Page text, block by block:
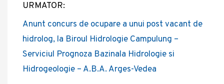
URMATOR:
Anunt concurs de ocupare a unui post vacant de
hidrolog, la Biroul Hidrologie Campulung –
Serviciul Prognoza Bazinala Hidrologie si
Hidrogeologie – A.B.A. Arges-Vedea